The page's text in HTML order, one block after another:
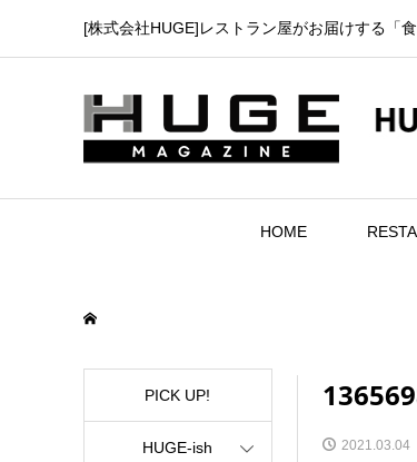
[株式会社HUGE]レストラン屋がお届けする「
HOME
2021.03.04
PICK UP!
HUGE-ish